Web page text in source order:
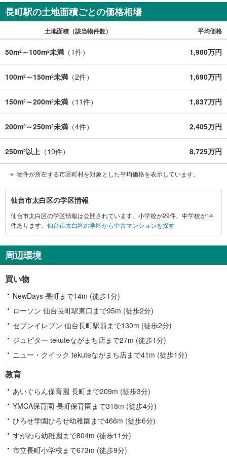
長町駅の土地面積ごとの価格相場
土地面積（該当物件数） 平均価格
50m2 ～100m2未満 （1件） 1,980万円
100m2 ～150m2未満 （2件） 1,690万円
150m2 ～200m2未満 （11件） 1,837万円
200m2 ～250m2未満 （4件） 2,405万円
250m2以上 （10件） 8,725万円
物件が所在する市区町村を対象とした平均価格を表示しています。
仙
台
市
太
区
に
す
る
仙台市太白区の学区情報
仙台市太白区の学区情報は公開されています。小学校が29件、中学校が14
件あります。 仙台市太白区の学区から中古マンションを探す
周辺環境
買い物
NewDays 長町まで14m (徒歩1分)
ローソン 仙台長町駅東口まで95m (徒歩2分)
セブンイレブン 仙台長町駅前まで130m (徒歩2分)
ジュピター tekuteながまち店まで27m (徒歩1分)
ニュー・クイック tekuteながまち店まで41m (徒歩1分)
教育
あいぐらん保育園 長町まで209m (徒歩3分)
YMCA保育園 長町保育園まで318m (徒歩4分)
ひろせ学園ひろせ幼稚園まで466m (徒歩6分)
すがわら幼稚園まで804m (徒歩11分)
市立長町小学校まで673m (徒歩9分)